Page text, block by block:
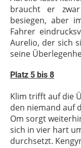
braucht er
besiegen, aber
Fahrer
Aurelio, der sich
seine
Platz 5 bis 8
Klim trifft auf die
den niemand auf
Om sorgt
sich in vier hart
durchsetzt.